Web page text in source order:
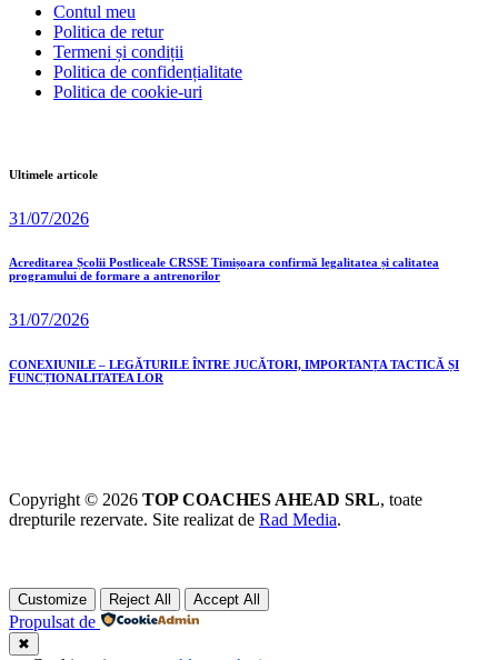
Contul meu
Politica de retur
Termeni și condiții
Politica de confidențialitate
Politica de cookie-uri
Ultimele articole
31/07/2026
Acreditarea Școlii Postliceale CRSSE Timișoara confirmă legalitatea și calitatea
programului de formare a antrenorilor
31/07/2026
CONEXIUNILE – LEGĂTURILE ÎNTRE JUCĂTORI, IMPORTANȚA TACTICĂ ȘI
FUNCȚIONALITATEA LOR
Copyright © 2026 TOP COACHES AHEAD SRL, toate
drepturile rezervate. Site realizat de Rad Media.
Customize Reject All Accept All
Propulsat de
✖